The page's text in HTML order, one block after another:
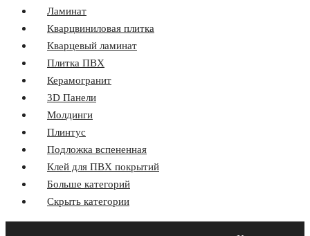
Ламинат
Кварцвиниловая плитка
Кварцевый ламинат
Плитка ПВХ
Керамогранит
3D Панели
Молдинги
Плинтус
Подложка вспененная
Клей для ПВХ покрытий
Больше категорий
Скрыть категории